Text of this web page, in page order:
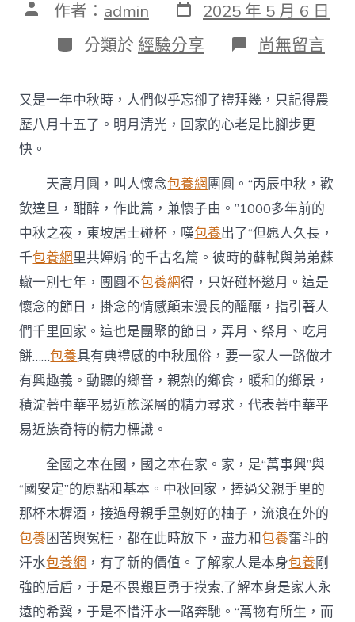
文 作者： admin 發
表
日
期
2025 年 5 月 6 日
分
類
分類於 經驗分享 在
〈【最
中
秋
月
養
價
錢
時】
在
家
國
情
懷
中
傳
承
文
明
血
尚無留言
又是一年中秋時，人們似乎忘卻了禮拜幾，只記得農
歷八月十五了。明月清光，回家的心老是比腳步更
快。
天高月圓，叫人懷念包養網團圓。“丙辰中秋，歡
飲達旦，酣醉，作此篇，兼懷子由。”1000多年前的
中秋之夜，東坡居士碰杯，嘆包養出了“但愿人久長，
千包養網里共嬋娟”的千古名篇。彼時的蘇軾與弟弟蘇
轍一別七年，團圓不包養網得，只好碰杯邀月。這是
懷念的節日，掛念的情感顛末漫長的醞釀，指引著人
們千里回家。這也是團聚的節日，弄月、祭月、吃月
餅……包養具有典禮感的中秋風俗，要一家人一路做才
有興趣義。動聽的鄉音，親熱的鄉食，暖和的鄉景，
積淀著中華平易近族深層的精力尋求，代表著中華平
易近族奇特的精力標識。
全國之本在國，國之本在家。家，是“萬事興”與
“國安定”的原點和基本。中秋回家，捧過父親手里的
那杯木樨酒，接過母親手里剝好的柚子，流浪在外的
包養困苦與冤枉，都在此時放下，盡力和包養奮斗的
汗水包養網 ，有了新的價值。了解家人是本身包養剛
強的后盾，于是不畏艱巨勇于摸索;了解本身是家人永
遠的希冀，于是不惜汗水一路奔馳。“萬物有所生，而